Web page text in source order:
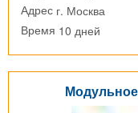
Адрес г. Москва
Время 10 дней
Модульное